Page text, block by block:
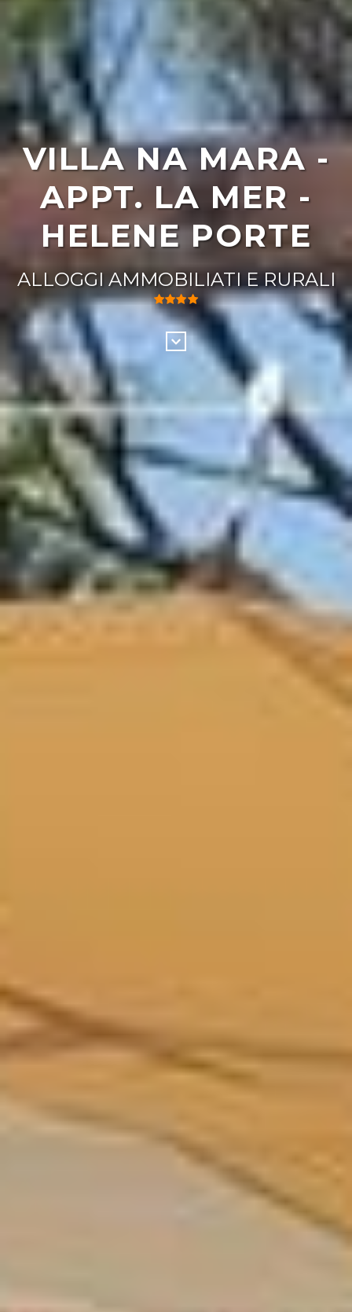
VILLA NA MARA -
APPT. LA MER -
HELENE PORTE
ALLOGGI AMMOBILIATI E RURALI